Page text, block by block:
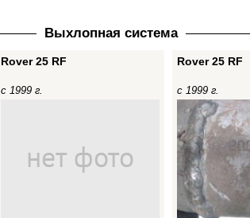
Выхлопная система
Rover 25 RF
с 1999 г.
Rover 25 RF
с 1999 г.